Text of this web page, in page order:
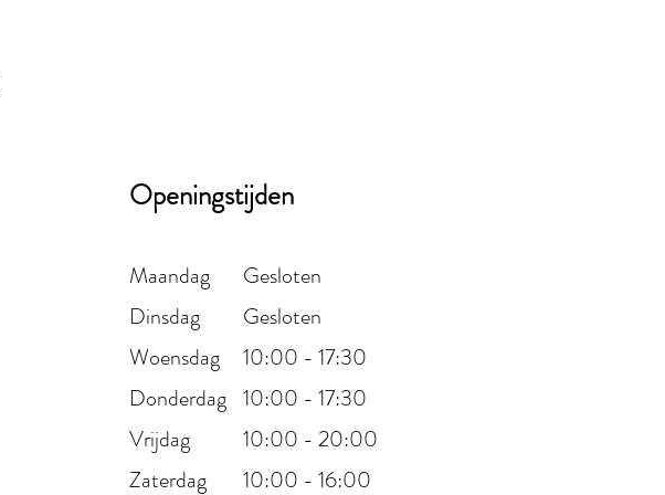
Openingstijden
Maandag
Dinsdag
Woensdag
Donderdag
Vrijdag
Zaterdag
Gesloten
Gesloten
10:00 - 17:30
10:00 - 17:30
10:00 - 20:00
10:00 - 16:00